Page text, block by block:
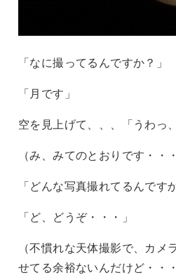
「なに撮ってるんですか？」
「月です」
空を見上げて、、、「うわっ
（み、みてのとおりです・・・
「どんな写真撮れてるんです
「ど、どうぞ・・・」
（不慣れな天体撮影で、カ
せてる余裕ないんだけど・・